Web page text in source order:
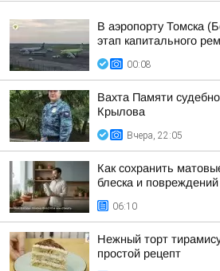
В аэропорту Томска
этап капитального
00:08
Вахта Памяти
Крылова
Вчера, 22:05
Как сохранить
блеска и повреждений
06:10
Нежный торт
простой рецепт